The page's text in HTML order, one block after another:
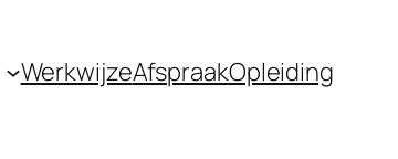
WerkwijzeAfspraakOpleiding